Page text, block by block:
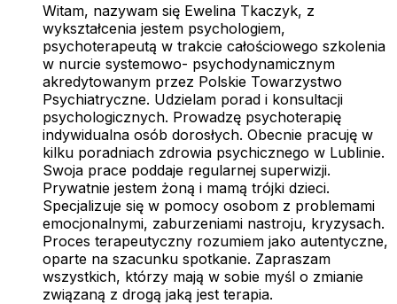
Witam, nazywam się Ewelina Tkaczyk, z
wykształcenia jestem psychologiem,
psychoterapeutą w trakcie całościowego szkolenia
w nurcie systemowo- psychodynamicznym
akredytowanym przez Polskie Towarzystwo
Psychiatryczne. Udzielam porad i konsultacji
psychologicznych. Prowadzę psychoterapię
indywidualna osób dorosłych. Obecnie pracuję w
kilku poradniach zdrowia psychicznego w Lublinie.
Swoja prace poddaje regularnej superwizji.
Prywatnie jestem żoną i mamą trójki dzieci.
Specjalizuje się w pomocy osobom z problemami
emocjonalnymi, zaburzeniami nastroju, kryzysach.
Proces terapeutyczny rozumiem jako autentyczne,
oparte na szacunku spotkanie. Zapraszam
wszystkich, którzy mają w sobie myśl o zmianie
związaną z drogą jaką jest terapia.